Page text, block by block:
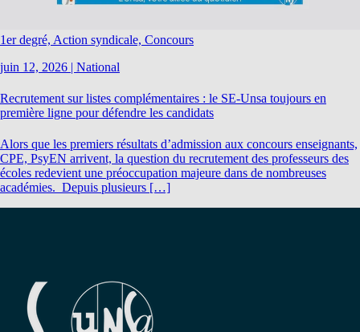
1er degré, Action syndicale, Concours
juin 12, 2026 | National
Recrutement sur listes complémentaires : le SE-Unsa toujours en
première ligne pour défendre les candidats
Alors que les premiers résultats d’admission aux concours enseignants,
CPE, PsyEN arrivent, la question du recrutement des professeurs des
écoles redevient une préoccupation majeure dans de nombreuses
académies. Depuis plusieurs […]